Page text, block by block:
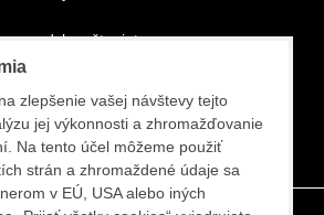
na odchov šteniat
zlepšenie vašej návštevy tejto
jej výkonnosti a zhromažďovanie
Na tento účel môžeme použiť
strán a zhromaždené údaje sa
v EÚ, USA alebo iných